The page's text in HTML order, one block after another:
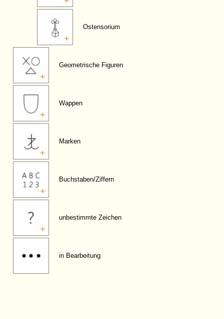
Ostensorium
Geometrische Figuren
Wappen
Marken
Buchstaben/Ziffern
unbestimmte Zeichen
in Bearbeitung